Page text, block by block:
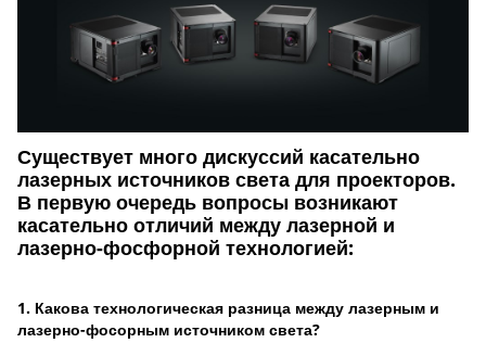
Существует много дискуссий касательно
лазерных источников света для проекторов.
В первую очередь вопросы возникают
касательно отличий между лазерной и
лазерно-фосфорной технологией:
1. Какова технологическая разница между лазерным и
лазерно-фосорным источником света?